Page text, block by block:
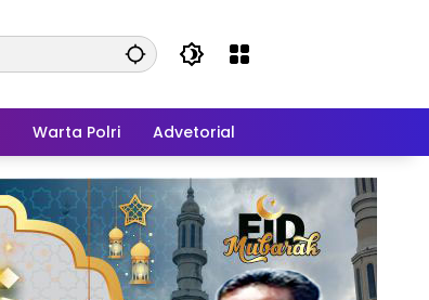
Warta Polri Advetorial